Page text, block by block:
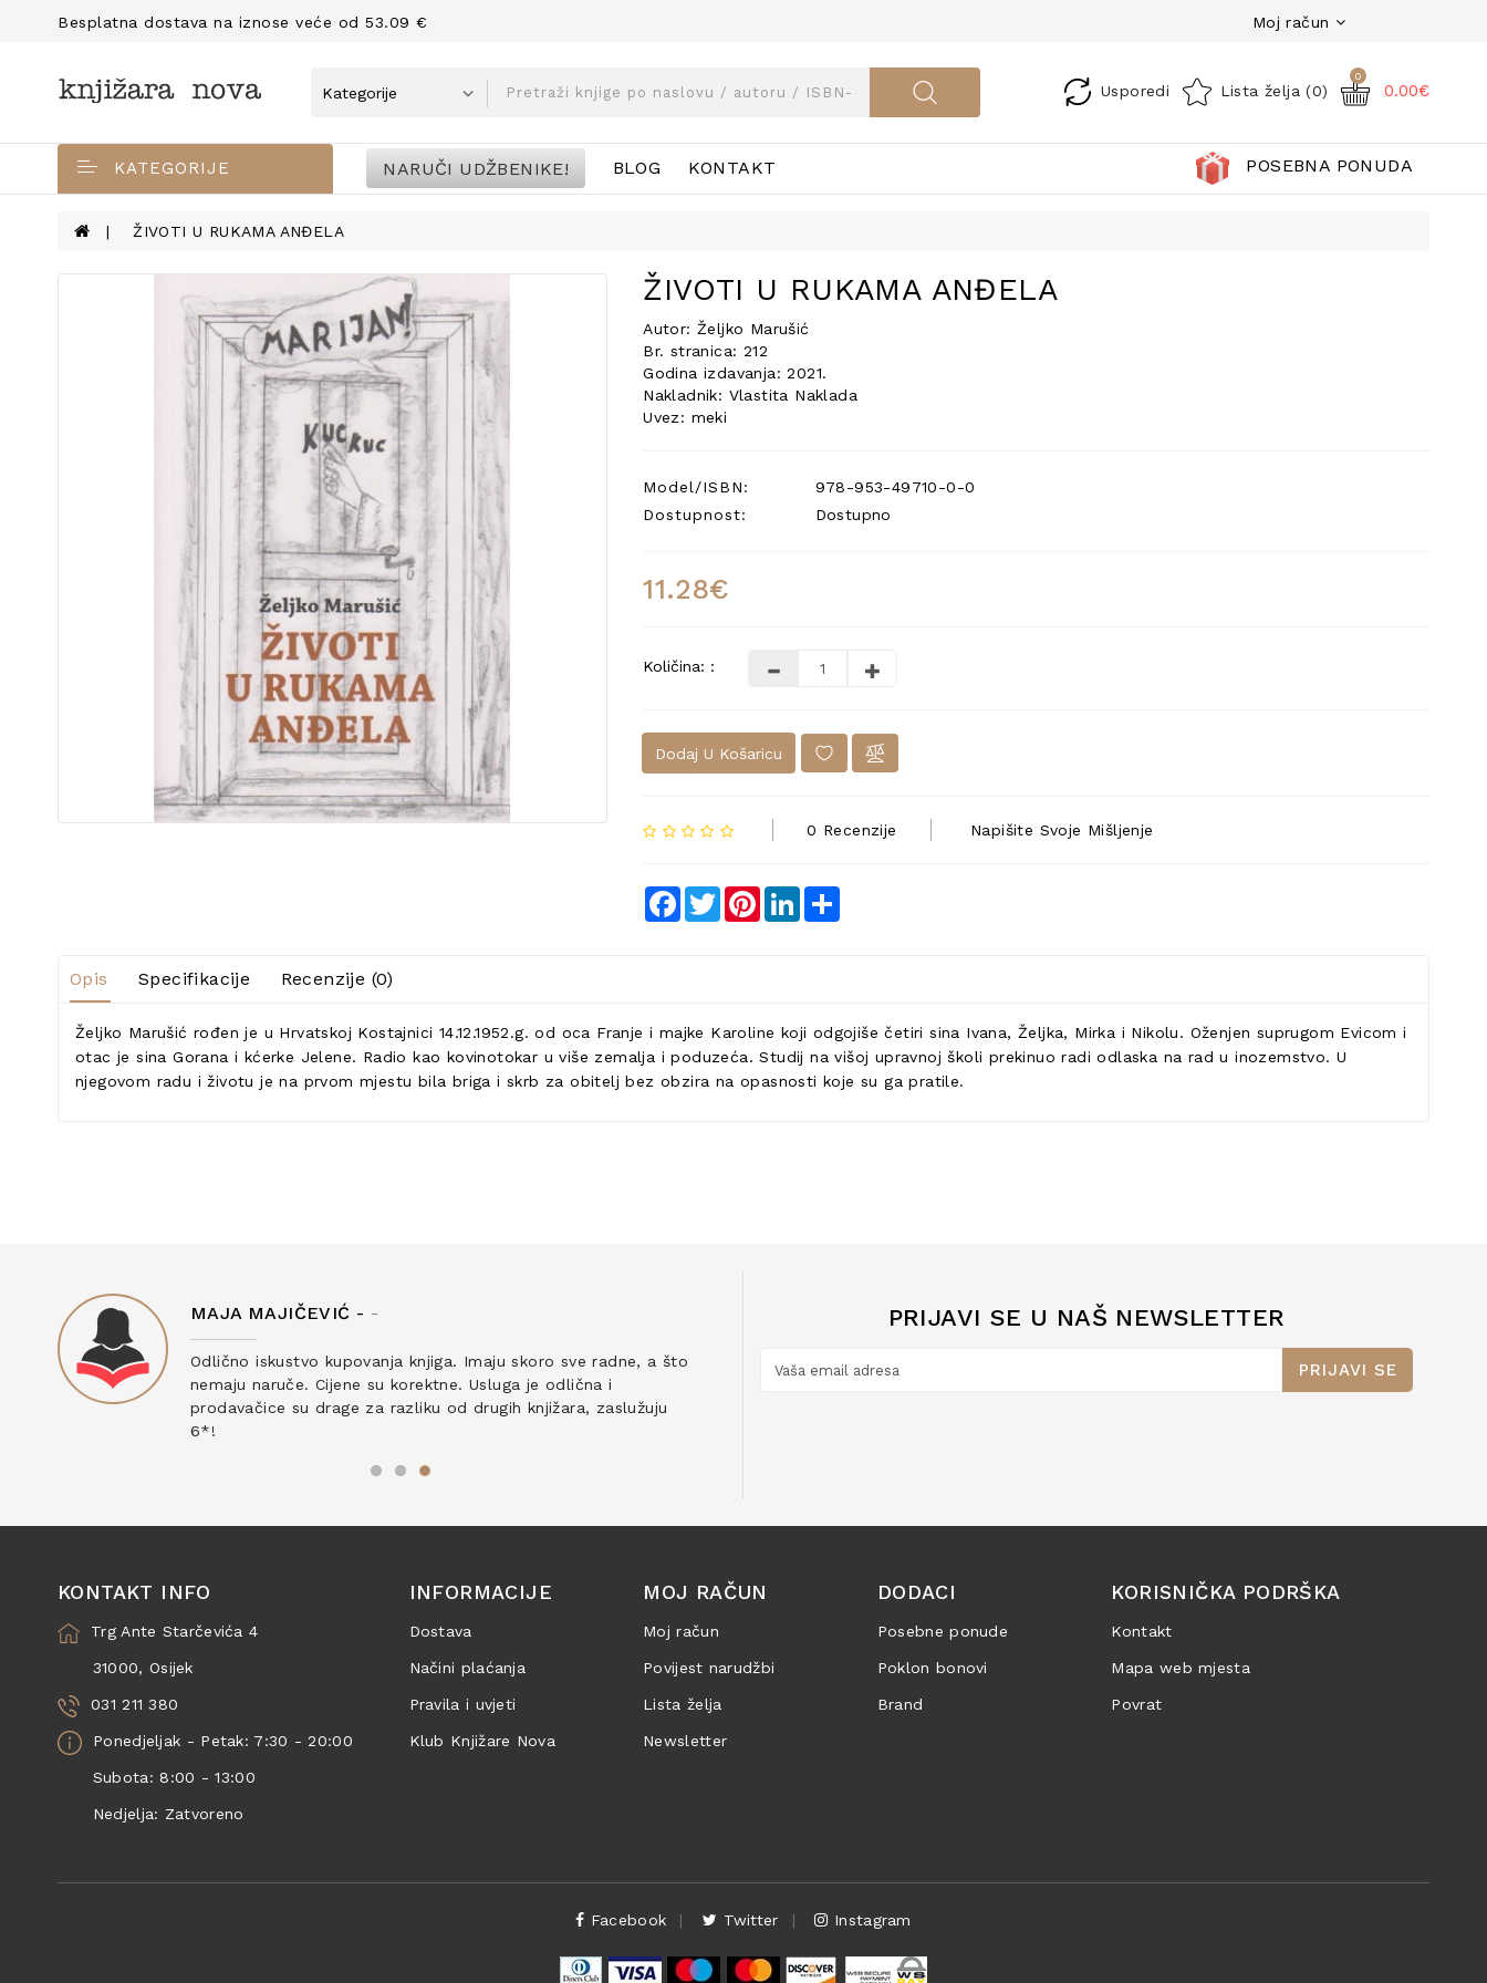
Besplatna dostava na iznose veće od 53.09 € Moj račun
Usporedi Lista želja (0)
0
0.00€
KATEGORIJE NARUČI UDŽBENIKE! BLOG KONTAKT POSEBNA PONUDA
ŽIVOTI U RUKAMA ANĐELA
ŽIVOTI U RUKAMA ANĐELA
Autor: Željko Marušić
Br. stranica: 212
Godina izdavanja: 2021.
Nakladnik: Vlastita Naklada
Uvez: meki
Model/ISBN:
978-953-49710-0-0
Dostupnost:
Dostupno
11.28€
Količina: :
Dodaj U Košaricu
0 Recenzije Napišite Svoje Mišljenje
Facebook
TwitterPinterestLinkedIn
Opis Specifikacije Recenzije (0)
Željko Marušić rođen je u Hrvatskoj Kostajnici 14.12.1952.g. od oca Franje i majke Karoline koji odgojiše četiri sina Ivana, Željka, Mirka i Nikolu. Oženjen suprugom Evicom i
otac je sina Gorana i kćerke Jelene. Radio kao kovinotokar u više zemalja i poduzeća. Studij na višoj upravnoj školi prekinuo radi odlaska na rad u inozemstvo. U
njegovom radu i životu je na prvom mjestu bila briga i skrb za obitelj bez obzira na opasnosti koje su ga pratile.
MAJA MAJIČEVIĆ - -
Odlično iskustvo kupovanja knjiga. Imaju skoro sve radne, a što
nemaju naruče. Cijene su korektne. Usluga je odlična i
prodavačice su drage za razliku od drugih knjižara, zaslužuju
6*!
PRIJAVI SE U NAŠ NEWSLETTER
PRIJAVI SE
KONTAKT INFO
Trg Ante Starčevića 4
31000, Osijek
031 211 380
Ponedjeljak - Petak: 7:30 - 20:00
Subota: 8:00 - 13:00
Nedjelja: Zatvoreno
INFORMACIJE
Dostava
Načini plaćanja
Pravila i uvjeti
Klub Knjižare Nova
MOJ RAČUN
Moj račun
Povijest narudžbi
Lista želja
Newsletter
DODACI
Posebne ponude
Poklon bonovi
Brand
KORISNIČKA PODRŠKA
Kontakt
Mapa web mjesta
Povrat
Facebook Twitter Instagram